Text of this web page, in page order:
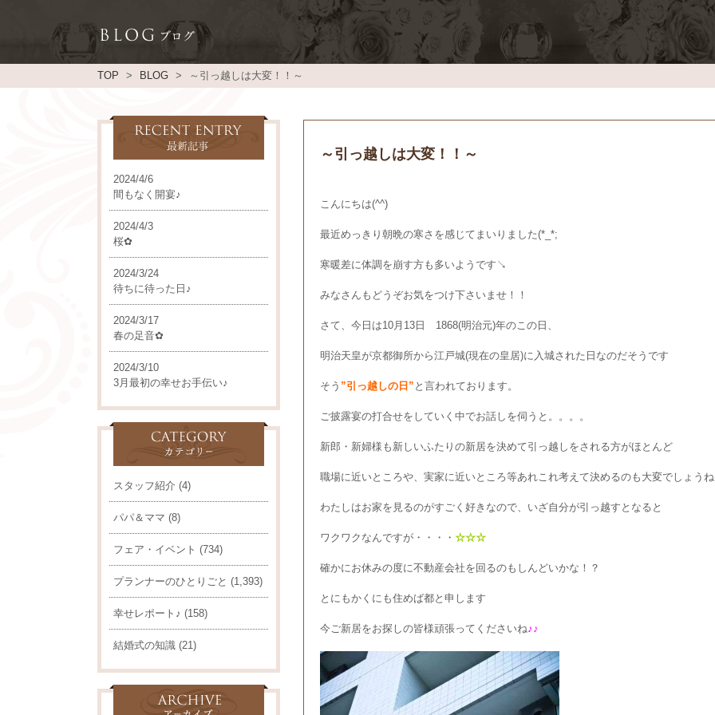
TOP BLOG ～引っ越しは大変！！～
2024/4/6
間もなく開宴♪
2024/4/3
桜✿
2024/3/24
待ちに待った日♪
2024/3/17
春の足音✿
2024/3/10
3月最初の幸せお手伝い♪
スタッフ紹介 (4)
パパ＆ママ (8)
フェア・イベント (734)
プランナーのひとりごと (1,393)
幸せレポート♪ (158)
結婚式の知識 (21)
～引っ越しは大変！！～
こんにちは(^^)
最近めっきり朝晩の寒さを感じてまいりました(*_*;
寒暖差に体調を崩す方も多いようです↘
みなさんもどうぞお気をつけ下さいませ！！
さて、今日は10月13日 1868(明治元)年のこの日、
明治天皇が京都御所から江戸城(現在の皇居)に入城された日なのだそうです
そう ”引っ越しの日” と言われております。
ご披露宴の打合せをしていく中でお話しを伺うと。。。。
新郎・新婦様も新しいふたりの新居を決めて引っ越しをされる方がほとんど
職場に近いところや、実家に近いところ等あれこれ考えて決めるのも大変でしょう
わたしはお家を見るのがすごく好きなので、いざ自分が引っ越すとなると
ワクワクなんですが・・・・ ☆☆☆
確かにお休みの度に不動産会社を回るのもしんどいかな！？
とにもかくにも住めば都と申します
今ご新居をお探しの皆様頑張ってくださいね♪♪